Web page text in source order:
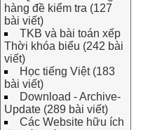
hàng đề kiểm tra (127
bài viết)
TKB và bài toán xếp
Thời khóa biểu (242 bài
viết)
Học tiếng Việt (183
bài viết)
Download - Archive-
Update (289 bài viết)
Các Website hữu ích